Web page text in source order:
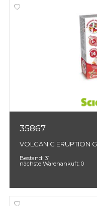
35867
VOLCANIC ERUPTION
Bestand: 31
nächste Warenankuft: 0